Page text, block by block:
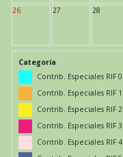
26 27 28
Categoría
Contrib. Especiales RIF 0
Contrib. Especiales RIF 1
Contrib. Especiales RIF 2
Contrib. Especiales RIF 3
Contrib. Especiales RIF 4